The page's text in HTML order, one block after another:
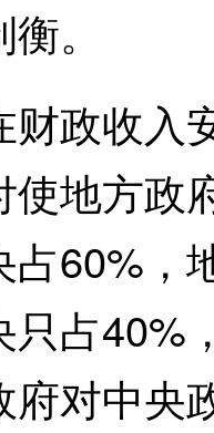
。
政收入
使地方政
占60%，
只占40%
府对中央